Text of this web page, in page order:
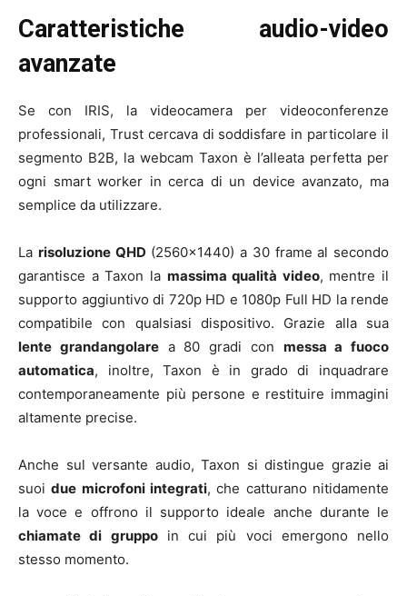
Caratteristiche audio-video
avanzate
Se con IRIS, la videocamera per videoconferenze
professionali, Trust cercava di soddisfare in particolare il
segmento B2B, la webcam Taxon è l’alleata perfetta per
ogni smart worker in cerca di un device avanzato, ma
semplice da utilizzare.
La risoluzione QHD (2560×1440) a 30 frame al secondo
garantisce a Taxon la massima qualità video, mentre il
supporto aggiuntivo di 720p HD e 1080p Full HD la rende
compatibile con qualsiasi dispositivo. Grazie alla sua
lente grandangolarea 80 gradi con messa a fuoco
automatica, inoltre, Taxon è in grado di inquadrare
contemporaneamente più persone e restituire immagini
altamente precise.
Anche sul versante audio, Taxon si distingue grazie ai
suoidue microfoni integrati, che catturano nitidamente
la voce e offrono il supporto ideale anche durante le
chiamate di gruppoin cui più voci emergono nello
stesso momento.